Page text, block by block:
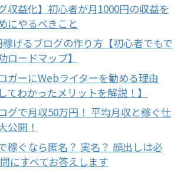
収益化】初心者が月1000円の収益を
にやるべきこと
稼げるブログの作り方【初心者でもで
ロードマップ】
ガーにWebライターを勧める理由
てわかったメリットを解説！】
グで月収50万円！ 平均月収と稼ぐ仕
公開！
稼ぐなら匿名？ 実名？ 顔出しは必
にすべてお答えします